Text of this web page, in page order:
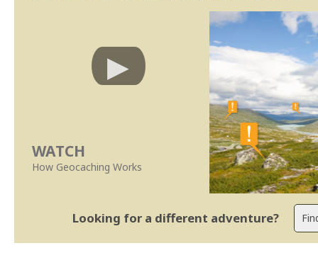
WATCH
How Geocaching Works
Looking for a different adventure?